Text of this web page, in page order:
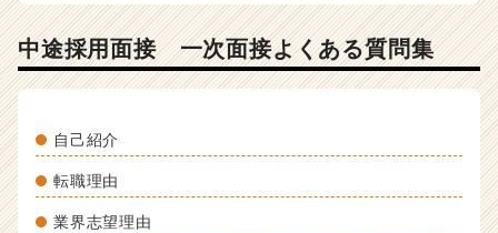
ャ
リ
ア
中途採用面接 一次面接よくある質問集
自己紹介
転職理由
業界志望理由